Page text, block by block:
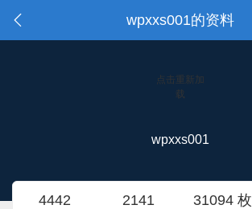
wpxxs001的资料
点击重新加
载
wpxxs001
4442 2141 31094 枚